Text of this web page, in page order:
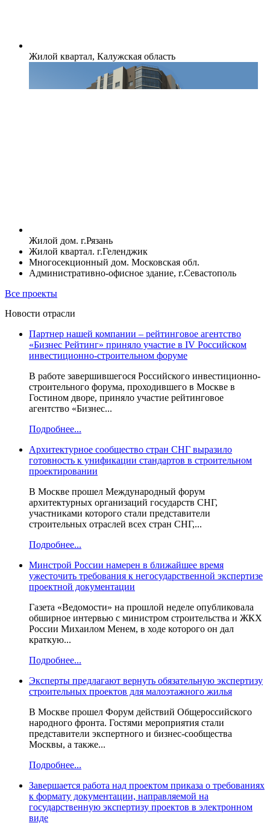
Жилой квартал, Калужская область
Жилой дом. г.Рязань
Жилой квартал. г.Геленджик
Многосекционный дом. Московская обл.
Административно-офисное здание, г.Севастополь
Все проекты
Новости отрасли
Партнер нашей компании – рейтинговое агентство
«Бизнес Рейтинг» приняло участие в IV Российском
инвестиционно-строительном форуме
В работе завершившегося Российского инвестиционно-
строительного форума, проходившего в Москве в
Гостином дворе, приняло участие рейтинговое
агентство «Бизнес...
Подробнее...
Архитектурное сообщество стран СНГ выразило
готовность к унификации стандартов в строительном
проектировании
В Москве прошел Международный форум
архитектурных организаций государств СНГ,
участниками которого стали представители
строительных отраслей всех стран СНГ,...
Подробнее...
Минстрой России намерен в ближайшее время
ужесточить требования к негосударственной экспертизе
проектной документации
Газета «Ведомости» на прошлой неделе опубликовала
обширное интервью с министром строительства и ЖКХ
России Михаилом Менем, в ходе которого он дал
краткую...
Подробнее...
Эксперты предлагают вернуть обязательную экспертизу
строительных проектов для малоэтажного жилья
В Москве прошел Форум действий Общероссийского
народного фронта. Гостями мероприятия стали
представители экспертного и бизнес-сообщества
Москвы, а также...
Подробнее...
Завершается работа над проектом приказа о требованиях
к формату документации, направляемой на
государственную экспертизу проектов в электронном
виде